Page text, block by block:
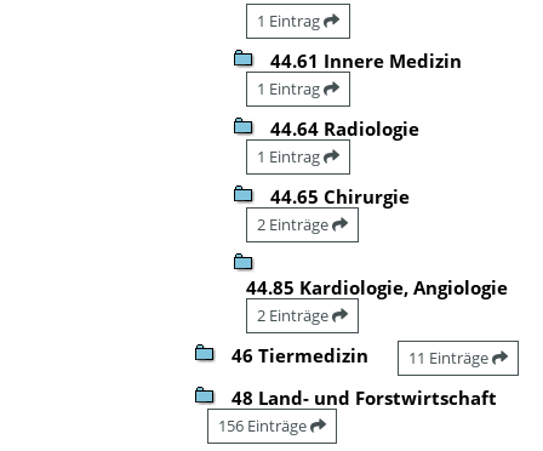
1 Eintrag
44.61 Innere Medizin
1 Eintrag
44.64 Radiologie
1 Eintrag
44.65 Chirurgie
2 Einträge
44.85 Kardiologie, Angiologie
2 Einträge
46 Tiermedizin 11 Einträge
48 Land- und Forstwirtschaft
156 Einträge